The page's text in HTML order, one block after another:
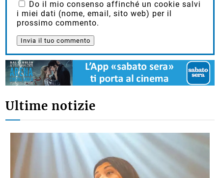
Do il mio consenso affinché un cookie salvi
i miei dati (nome, email, sito web) per il
prossimo commento.
Ultime notizie